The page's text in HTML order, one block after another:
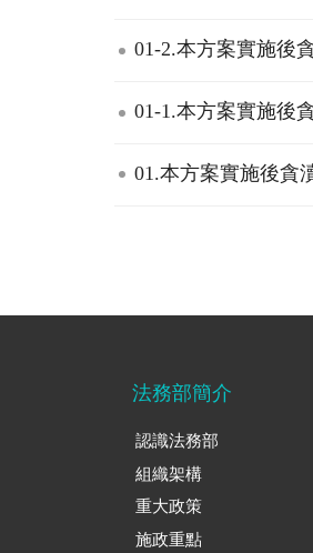
01-2.本方案實施後
01-1.本方案實施後
01.本方案實施後貪
法務部簡介
認識法務部
組織架構
重大政策
施政重點